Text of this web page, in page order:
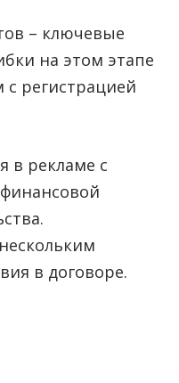
– ключевые
на этом этапе
регистрацией
в рекламе с
в договоре.